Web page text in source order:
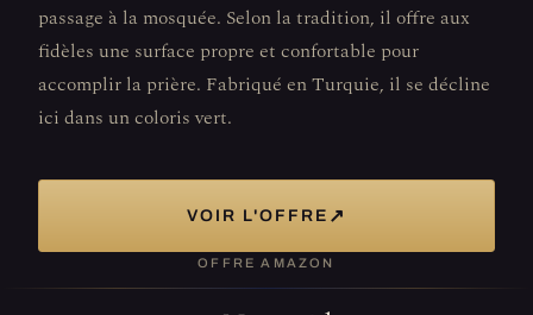
passage à la mosquée. Selon la tradition, il offre aux
fidèles une surface propre et confortable pour
accomplir la prière. Fabriqué en Turquie, il se décline
ici dans un coloris vert.
VOIR L'OFFRE ↗
OFFRE AMAZON